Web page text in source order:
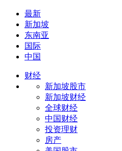
最新
新加坡
东南亚
国际
中国
财经
新加坡股市
新加坡财经
全球财经
中国财经
投资理财
房产